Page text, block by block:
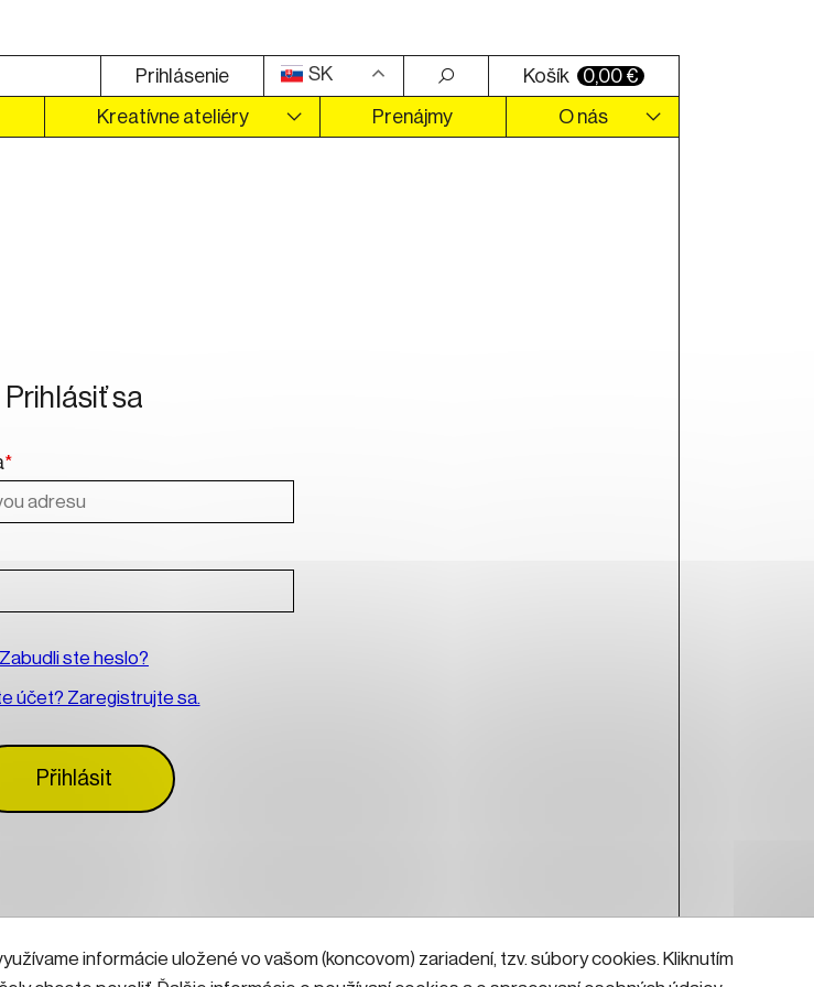
Prihlásenie SK Košík 0,00 €
Kreatívne ateliéry Prenájmy O nás
informácie uložené vo vašom (koncovom) zariadení, tzv. súbory cookies. Kliknutím
Prihlásiť sa
*
Zabudli ste heslo?
účet? Zaregistrujte sa.
Přihlásit